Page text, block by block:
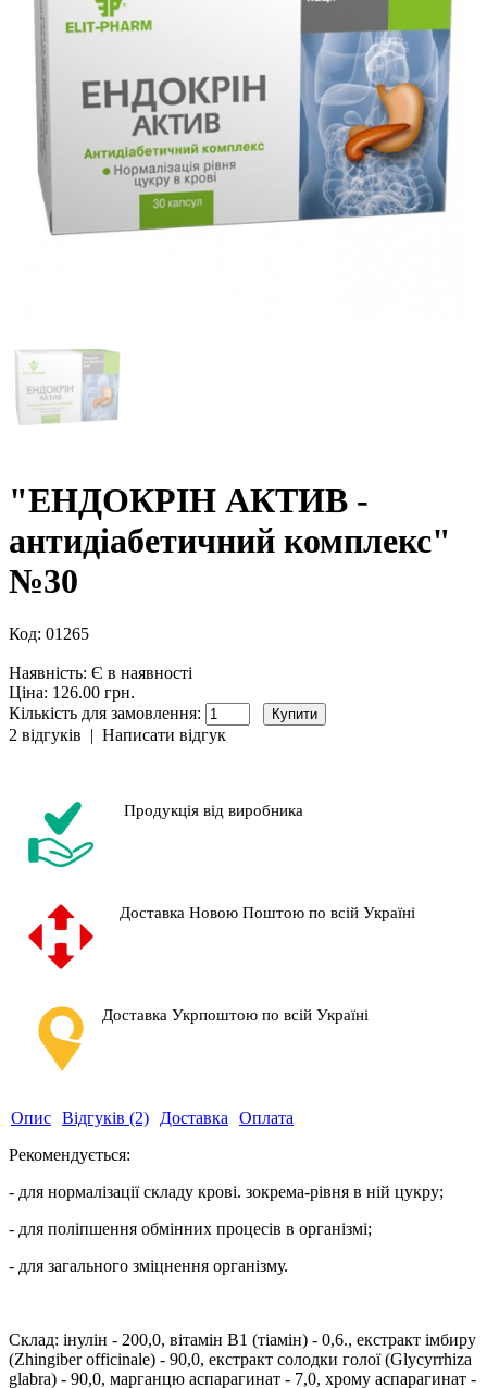
"ЕНДОКРІН АКТИВ -
антидіабетичний комплекс"
№30
Код: 01265
Наявність: Є в наявності
Ціна: 126.00 грн.
Кількість для замовлення:
2 відгуків | Написати відгук
Продукція від виробника
Доставка Новою Поштою по всій Україні
Доставка Укрпоштою по всій Україні
Опис Відгуків (2) Доставка
Оплата
Рекомендується:
- для нормалізації складу крові. зокрема-рівня в ній цукру;
- для поліпшення обмінних процесів в організмі;
- для загального зміцнення організму.
Склад: інулін - 200,0, вітамін B1 (тіамін) - 0,6., екстракт імбиру
(Zhingiber officinale) - 90,0, екстракт солодки голої (Glycyrrhiza
glabra) - 90,0, марганцю аспарагинат - 7,0, хрому аспарагинат -